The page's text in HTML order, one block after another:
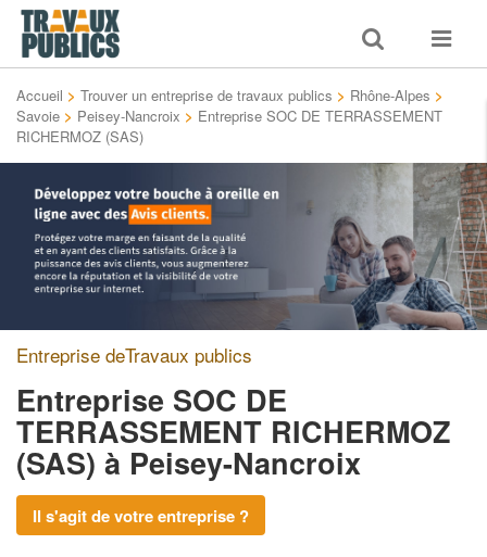
Toggle
search
Toggle
Accueil > Trouver un entreprise de travaux publics > Rhône-Alpes >
Savoie > Peisey-Nancroix > Entreprise SOC DE TERRASSEMENT
RICHERMOZ (SAS)
Entreprise deTravaux publics
Entreprise SOC DE
TERRASSEMENT RICHERMOZ
(SAS) à Peisey-Nancroix
Il s'agit de votre entreprise ?